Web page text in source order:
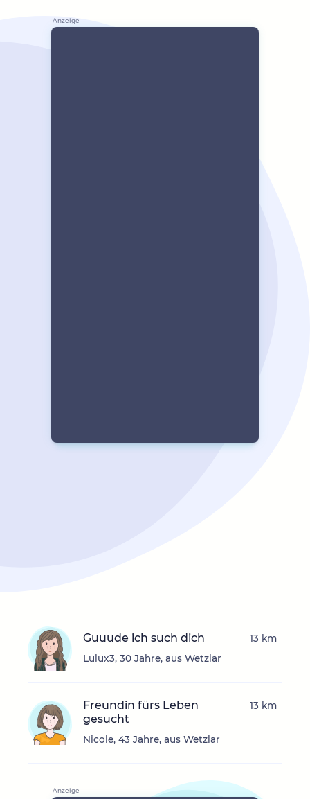
Guuude ich such dich
Lulux3, 30 Jahre, aus Wetzlar
13 km
Freundin fürs Leben
gesucht
Nicole, 43 Jahre, aus Wetzlar
13 km